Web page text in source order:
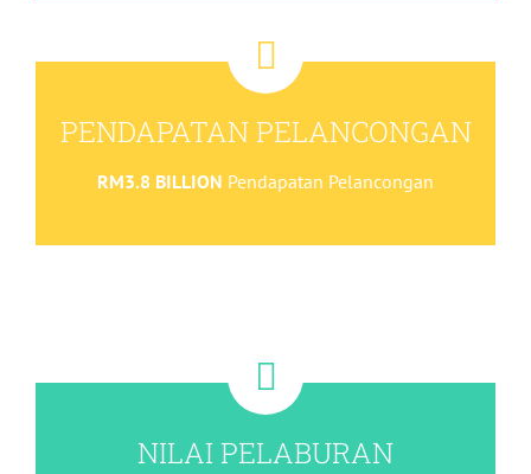
PENDAPATAN PELANCONGAN
RM3.8 BILLION Pendapatan Pelancongan
NILAI PELABURAN